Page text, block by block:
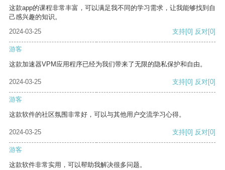
这款app的课程非常丰富，可以满足我不同的学习需求，让我能够找到自
己感兴趣的知识。
2024-03-25
支持[0] 反对[0]
游客
这款加速器VPM应用程序已经为我们带来了无限的隐私保护和自由。
2024-03-25 支持[0] 反对[0]
游客
这款软件的社区氛围非常好，可以与其他用户交流学习心得。
2024-03-25 支持[0] 反对[0]
游客
这款软件非常实用，可以帮助我解决很多问题。